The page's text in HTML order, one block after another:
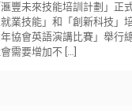
豐未來技能培訓計劃」正
業技能」和「創新科技」
協會英語演講比賽」舉行
需要增加不[…]